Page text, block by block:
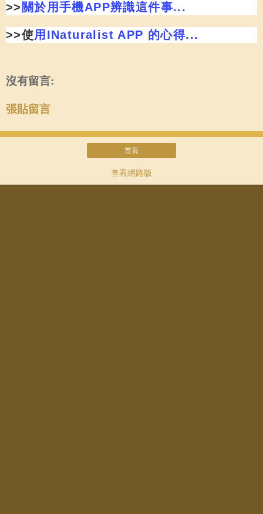
>> 關於用手機APP辨識這件事...
>>使用INaturalist APP 的心得...
沒有留言:
張貼留言
首頁
查看網路版